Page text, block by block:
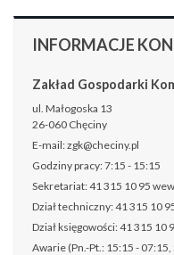
INFORMACJE
Zakład Gospodarki
ul. Małogoska 13
26-060 Chęciny
E-mail: zgk@checiny.pl
Godziny pracy: 7:15 - 15:15
Sekretariat: 41 315 10 95
Dział techniczny: 41 315 10
Dział księgowości: 41 315 10
Awarie (Pn.-Pt.: 15:15 -